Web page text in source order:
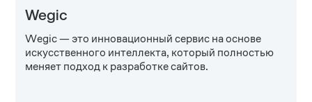
Wegic
Wegic — это инновационный сервис на основе
искусственного интеллекта, который полностью
меняет подход к разработке сайтов.